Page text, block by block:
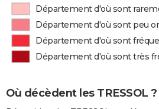
Département d'où sont
Département d'où sont peu
Département d'où sont
Département d'où sont très
Où décèdent les TRESSOL ?